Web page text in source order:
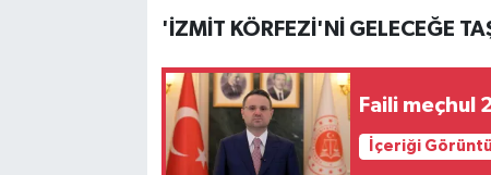
'İZMİT KÖRFEZİ'Nİ GELECEĞE
Faili meçhul
İçeriği